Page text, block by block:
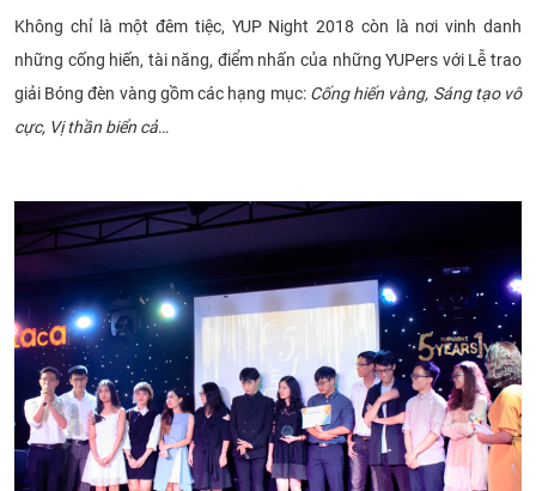
Không chỉ là một đêm tiệc, YUP Night 2018 còn là nơi vinh danh
những cống hiến, tài năng, điểm nhấn của những YUPers với Lễ trao
giải Bóng đèn vàng gồm các hạng mục: Cống hiến vàng, Sáng tạo vô
cực, Vị thần biển cả…​